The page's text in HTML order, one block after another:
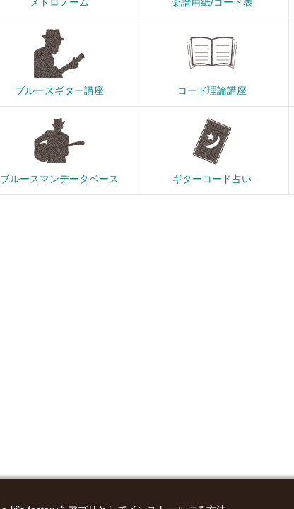
ブルースギター講座 コード理論講座
ブルースマンデータベース ギターコード占い